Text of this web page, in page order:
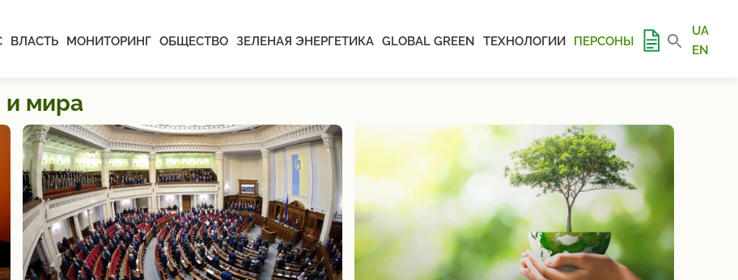
ВЛАСТЬ МОНИТОРИНГ ОБЩЕСТВО ЗЕЛЕНАЯ ЭНЕРГЕТИКА GLOBAL GREEN ТЕХНОЛОГИИ ПЕРСОНЫ
UA
EN
и мира